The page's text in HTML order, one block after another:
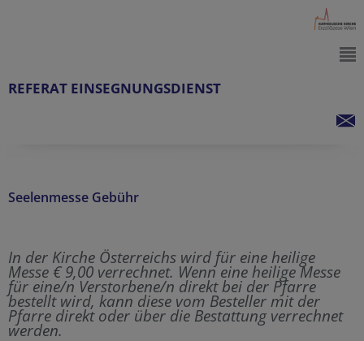
REFERAT EINSEGNUNGSDIENST
Seelenmesse Gebühr
In der Kirche Österreichs wird für eine heilige
Messe € 9,00 verrechnet. Wenn eine heilige Messe
für eine/n Verstorbene/n direkt bei der Pfarre
bestellt wird, kann diese vom Besteller mit der
Pfarre direkt oder über die Bestattung verrechnet
werden.